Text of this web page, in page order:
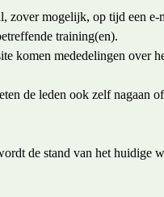
zover mogelijk, op tijd een e-
training(en).
komen mededelingen over
de leden ook zelf nagaan
de stand van het huidige